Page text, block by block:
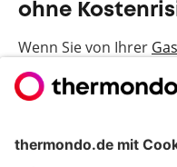
ohne
Wenn Sie von Ihrer
Wärmepumpe
richtige Partner für
Planung bis hin zur